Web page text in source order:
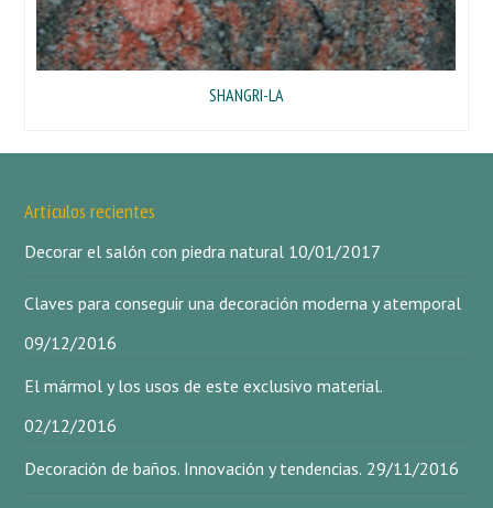
SHANGRI-LA
Artículos recientes
Decorar el salón con piedra natural 10/01/2017
Claves para conseguir una decoración moderna y atemporal
09/12/2016
El mármol y los usos de este exclusivo material.
02/12/2016
Decoración de baños. Innovación y tendencias. 29/11/2016